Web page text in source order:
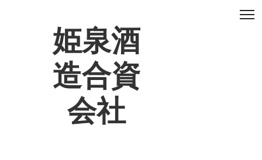
姫泉酒
造合資
会社